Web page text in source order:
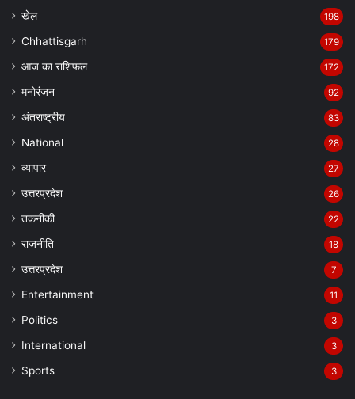
खेल 198
Chhattisgarh 179
आज का राशिफल 172
मनोरंजन 92
अंतराष्ट्रीय 83
National 28
व्यापार 27
उत्तरप्रदेश 26
तकनीकी 22
राजनीति 18
उत्तरप्रदेश 7
Entertainment 11
Politics 3
International 3
Sports 3